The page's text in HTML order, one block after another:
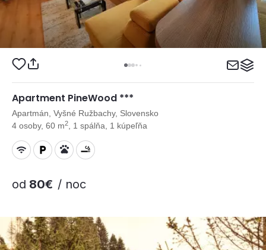
Apartment PineWood ***
Apartmán, Vyšné Ružbachy, Slovensko
4 osoby, 60 m2 , 1 spálňa, 1 kúpeľňa
od 80€ / noc